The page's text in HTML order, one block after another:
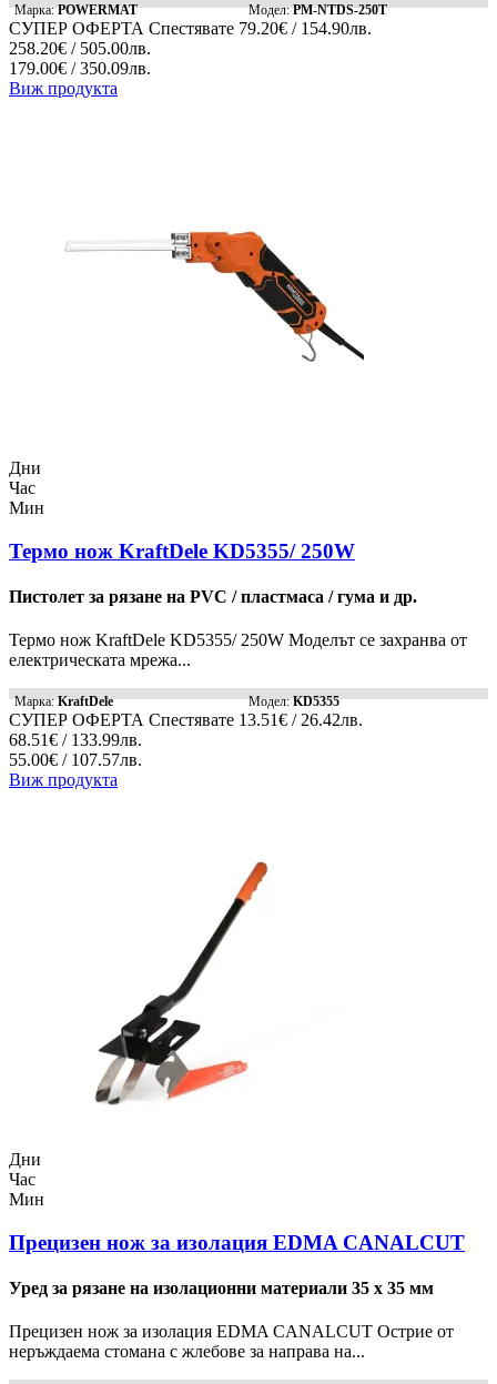
Марка:POWERMAT Модел:PM-NTDS-250T
СУПЕР ОФЕРТА Спестявате 79.20€ / 154.90лв.
258.20€ / 505.00лв.
179.00€ / 350.09лв.
Виж продукта
Дни
Час
Мин
Термо нож KraftDele KD5355/ 250W
Пистолет за рязане на PVC / пластмаса / гума и др.
Термо нож KraftDele KD5355/ 250W Моделът се захранва от
електрическата мрежа...
Марка:KraftDele Модел:KD5355
СУПЕР ОФЕРТА Спестявате 13.51€ / 26.42лв.
68.51€ / 133.99лв.
55.00€ / 107.57лв.
Виж продукта
Дни
Час
Мин
Прецизен нож за изолация EDMA CANALCUT
Уред за рязане на изолационни материали 35 x 35 мм
Прецизен нож за изолация EDMA CANALCUT Острие от
неръждаема стомана с жлебове за направа на...